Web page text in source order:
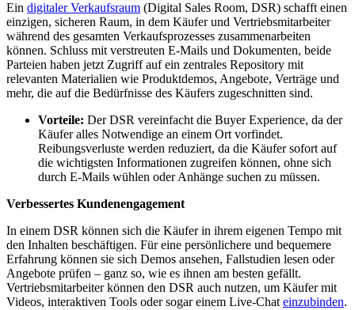
Ein digitaler Verkaufsraum (Digital Sales Room, DSR) schafft einen
einzigen, sicheren Raum, in dem Käufer und Vertriebsmitarbeiter
während des gesamten Verkaufsprozesses zusammenarbeiten
können. Schluss mit verstreuten E-Mails und Dokumenten, beide
Parteien haben jetzt Zugriff auf ein zentrales Repository mit
relevanten Materialien wie Produktdemos, Angebote, Verträge und
mehr, die auf die Bedürfnisse des Käufers zugeschnitten sind.
Vorteile: Der DSR vereinfacht die Buyer Experience, da der
Käufer alles Notwendige an einem Ort vorfindet.
Reibungsverluste werden reduziert, da die Käufer sofort auf
die wichtigsten Informationen zugreifen können, ohne sich
durch E-Mails wühlen oder Anhänge suchen zu müssen.
Verbessertes Kundenengagement
In einem DSR können sich die Käufer in ihrem eigenen Tempo mit
den Inhalten beschäftigen. Für eine persönlichere und bequemere
Erfahrung können sie sich Demos ansehen, Fallstudien lesen oder
Angebote prüfen – ganz so, wie es ihnen am besten gefällt.
Vertriebsmitarbeiter können den DSR auch nutzen, um Käufer mit
Videos, interaktiven Tools oder sogar einem Live-Chat einzubinden.